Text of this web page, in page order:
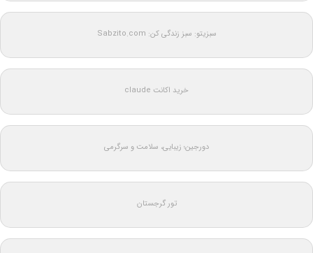
سبزیتو: سبز زندگی کن: Sabzito.com
خرید اکانت claude
دورجین؛ زیبایی، سلامت و سرگرمی
تور گرجستان